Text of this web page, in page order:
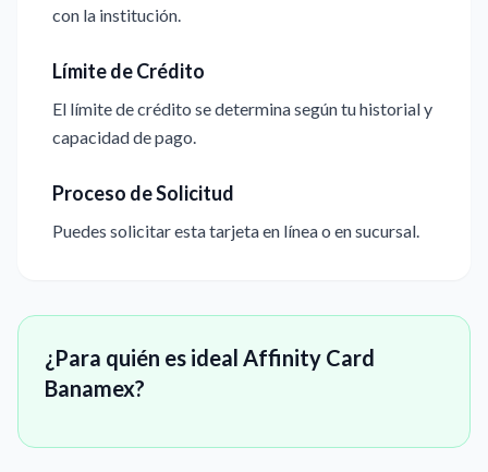
con la institución.
Límite de Crédito
El límite de crédito se determina según tu historial y
capacidad de pago.
Proceso de Solicitud
Puedes solicitar esta tarjeta en línea o en sucursal.
¿Para quién es ideal Affinity Card
Banamex?